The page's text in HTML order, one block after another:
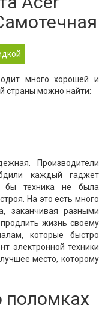
много хорошей и
страны можно найти:
Производители
каждый гаджет
бы техника не была
На это есть много
заканчивая разными
жизнь своему
которые быстро
электронной техники
место, которому
поломках